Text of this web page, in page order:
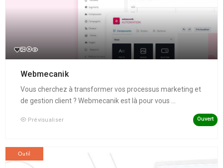
Webmecanik
Vous cherchez à transformer vos processus marketing et
de gestion client ? Webmecanik est là pour vous ...
Prévisualiser Ouvert
Outil